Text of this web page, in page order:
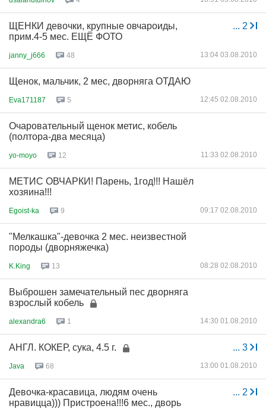
... 2
ЩЕНКИ девочки, крупные овчароиды,
прим.4-5 мес. ЕЩЁ ФОТО
janny_j666 48 13:04 03.08.2010
Щенок, мальчик, 2 мес, дворняга ОТДАЮ
Eva171187 5 12:45 02.08.2010
Очаровательный щенок метис, кобель
(полтора-два месяца)
yo-moyo 12 11:33 02.08.2010
МЕТИС ОВЧАРКИ! Парень, 1год!!! Нашёл
хозяина!!!
Egoist-ka 9 09:17 02.08.2010
"Мелкашка"-девочка 2 мес. неизвестной
породы (дворняжечка)
K.King 13 08:28 02.08.2010
Выброшен замечательный пес дворняга
взрослый кобель
alexandra6 1 14:30 01.08.2010
... 3
АНГЛ. КОКЕР, сука, 4.5 г.
Java 68 13:00 01.08.2010
... 2
Девочка-красавица, людям очень
нравицца))) Пристроена!!!6 мес., дворь